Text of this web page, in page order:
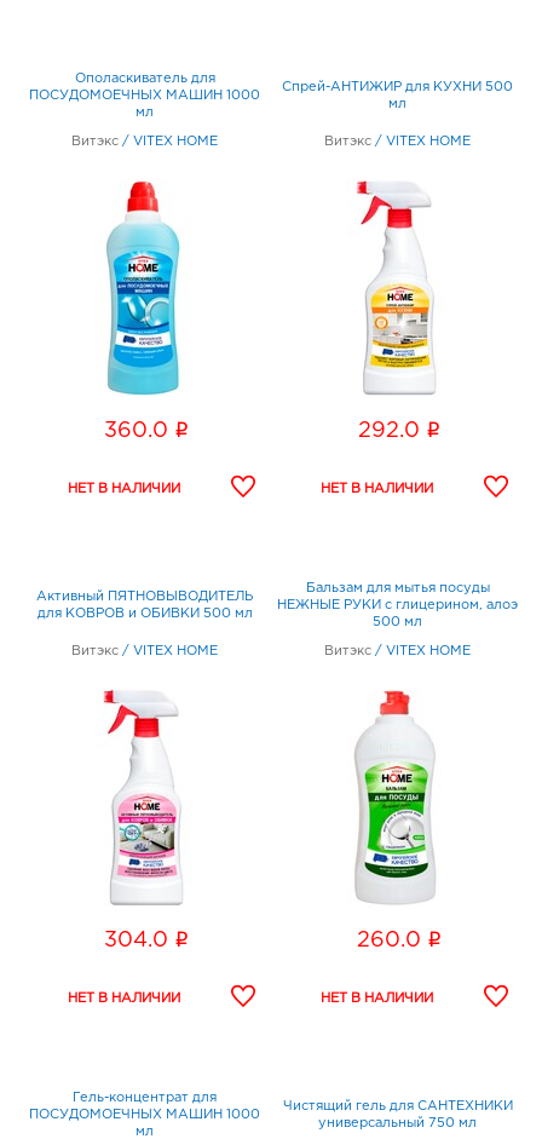
Ополаскиватель для
ПОСУДОМОЕЧНЫХ МАШИН 1000
мл
Витэкс / VITEX HOME
360.0 i
Спрей-АНТИЖИР для КУХНИ 500
мл
Витэкс / VITEX HOME
292.0 i
Активный ПЯТНОВЫВОДИТЕЛЬ
для КОВРОВ и ОБИВКИ 500 мл
Витэкс / VITEX HOME
304.0 i
Бальзам для мытья посуды
НЕЖНЫЕ РУКИ с глицерином, алоэ
500 мл
Витэкс / VITEX HOME
260.0 i
Гель-концентрат для
ПОСУДОМОЕЧНЫХ МАШИН 1000
мл
Чистящий гель для САНТЕХНИКИ
универсальный 750 мл